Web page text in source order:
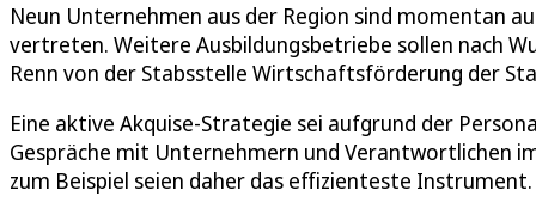
Neun Unternehmen aus der Region sind momentan
vertreten. Weitere Ausbildungsbetriebe sollen nach
Renn von der Stabsstelle Wirtschaftsförderung der
Eine aktive Akquise-Strategie sei aufgrund der
Gespräche mit Unternehmern und Verantwortlichen
zum Beispiel seien daher das effizienteste Instrument.